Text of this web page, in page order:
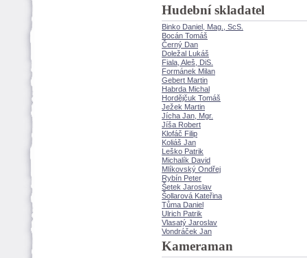
Hudební skladatel
Binko Daniel, Mag., ScS.
Bocán Tom
Černý Dan
Doležal Luk
Fiala, Aleš, DiS.
Formánek Milan
Gebert Martin
Habrda Michal
Hordějčuk Tom
Ježek Martin
Jícha Jan, Mgr.
Jíša Robert
Klofáč Filip
Koliáš Jan
Leško Patrik
Michalík David
Mlíkovský Ondřej
Rybín Peter
etek Jaroslav
ollarová Kateřina
Tůma Daniel
Ulrich Patrik
Vlasatý Jaroslav
Vondráček Jan
Kameraman